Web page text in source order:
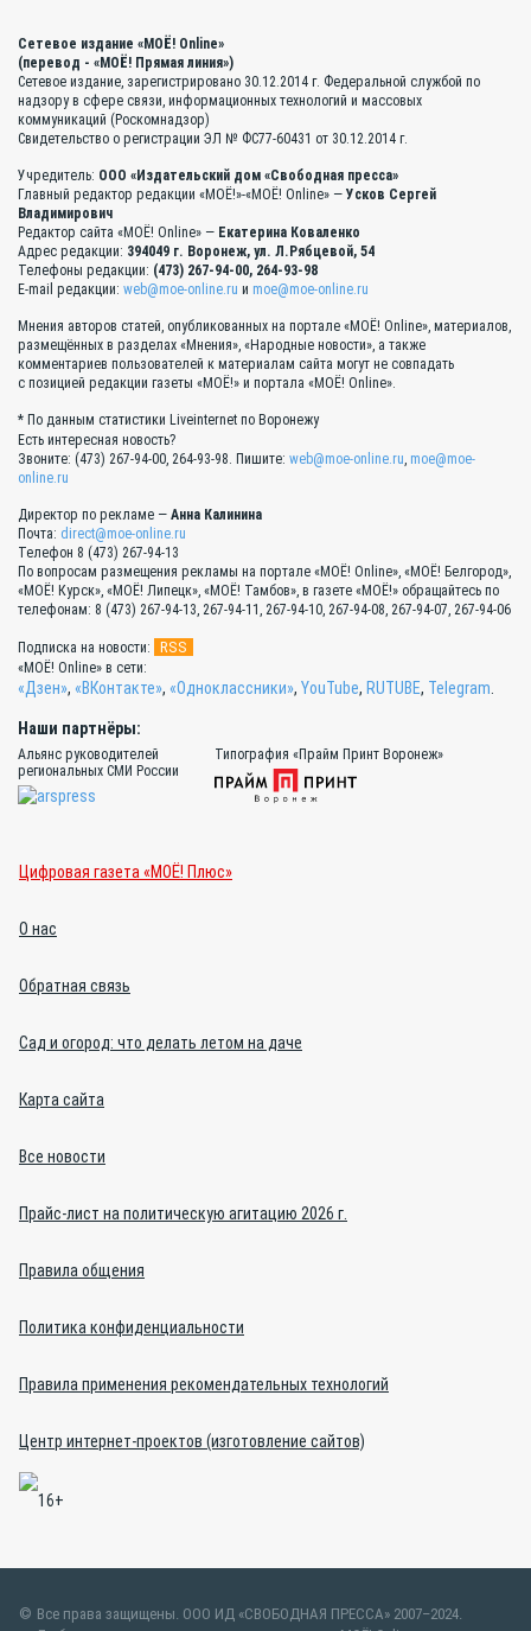
Сетевое издание «МОЁ! Online»
(перевод - «МОЁ! Прямая линия»)
Сетевое издание, зарегистрировано 30.12.2014 г. Федеральной службой по
надзору в сфере связи, информационных технологий и массовых
коммуникаций (Роскомнадзор)
Свидетельство о регистрации ЭЛ № ФС77-60431 от 30.12.2014 г.
Учредитель: ООО «Издательский дом «Свободная пресса»
Главный редактор редакции «МОЁ!»-«МОЁ! Online» — Усков Сергей
Владимирович
Редактор сайта «МОЁ! Online» — Екатерина Коваленко
Адрес редакции: 394049 г. Воронеж, ул. Л.Рябцевой, 54
Телефоны редакции: (473) 267-94-00, 264-93-98
E-mail редакции: web@moe-online.ru и moe@moe-online.ru
Мнения авторов статей, опубликованных на портале «МОЁ! Online», материалов,
размещённых в разделах «Мнения», «Народные новости», а также
комментариев пользователей к материалам сайта могут не совпадать
с позицией редакции газеты «МОЁ!» и портала «МОЁ! Online».
* По данным статистики Liveinternet по Воронежу
Есть интересная новость?
Звоните: (473) 267-94-00, 264-93-98. Пишите: web@moe-online.ru, moe@moe-
online.ru
Директор по рекламе — Анна Калинина
Почта: direct@moe-online.ru
Телефон 8 (473) 267-94-13
По вопросам размещения рекламы на портале «МОЁ! Online», «МОЁ! Белгород»,
«МОЁ! Курск», «МОЁ! Липецк», «МОЁ! Тамбов», в газете «МОЁ!» обращайтесь по
телефонам: 8 (473) 267-94-13, 267-94-11, 267-94-10, 267-94-08, 267-94-07, 267-94-06
Подписка на новости: RSS
«МОЁ! Online» в сети:
«Дзен», «ВКонтакте», «Одноклассники», YouTube, RUTUBE, Telegram.
Наши партнёры:
Альянс руководителей
региональных СМИ России
Типография «Прайм Принт Воронеж»
Цифровая газета «МОЁ! Плюс»
О нас
Обратная связь
Сад и огород: что делать летом на даче
Карта сайта
Все новости
Прайс-лист на политическую агитацию 2026 г.
Правила общения
Политика конфиденциальности
Правила применения рекомендательных технологий
Центр интернет-проектов (изготовление сайтов)
Все права защищены. ООО ИД «СВОБОДНАЯ ПРЕССА» 2007–2024.